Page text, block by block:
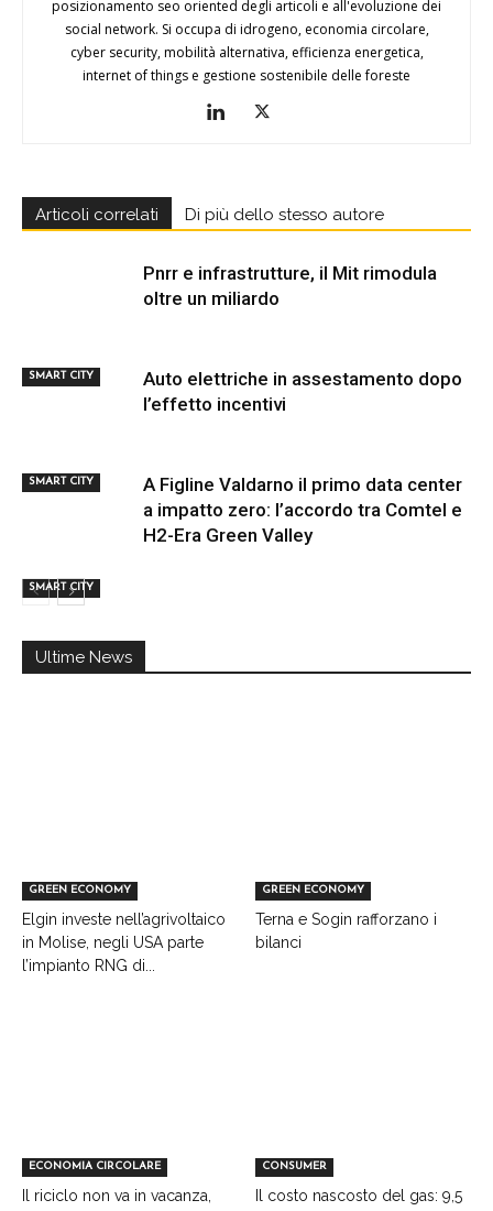
posizionamento seo oriented degli articoli e all'evoluzione dei
social network. Si occupa di idrogeno, economia circolare,
cyber security, mobilità alternativa, efficienza energetica,
internet of things e gestione sostenibile delle foreste
Articoli correlati Di più dello stesso autore
SMART CITY
Pnrr e infrastrutture, il Mit rimodula
oltre un miliardo
SMART CITY
Auto elettriche in assestamento dopo
l’effetto incentivi
SMART CITY
A Figline Valdarno il primo data center
a impatto zero: l’accordo tra Comtel e
H2-Era Green Valley
Ultime News
GREEN ECONOMY
Elgin investe nell’agrivoltaico
in Molise, negli USA parte
l’impianto RNG di...
GREEN ECONOMY
Terna e Sogin rafforzano i
bilanci
ECONOMIA CIRCOLARE
Il riciclo non va in vacanza,
CONSUMER
Il costo nascosto del gas: 9,5